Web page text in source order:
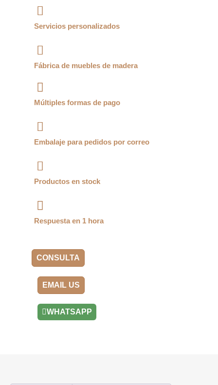
Servicios personalizados
Fábrica de muebles de madera
Múltiples formas de pago
Embalaje para pedidos por correo
Productos en stock
Respuesta en 1 hora
CONSULTA
EMAIL US
WHATSAPP